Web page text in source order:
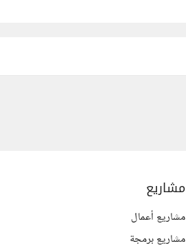
مشاريع
مشاريع أعمال
مشاريع برمجة